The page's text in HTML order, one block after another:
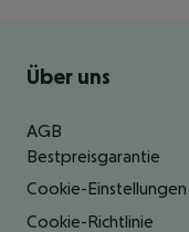
Footer
Über uns
AGB
Bestpreisgarantie
Cookie-
Cookie-Richtlinie